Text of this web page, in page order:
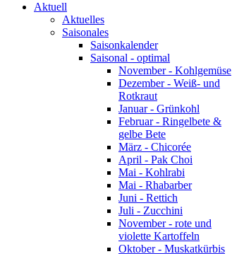
Aktuell
Aktuelles
Saisonales
Saisonkalender
Saisonal - optimal
November - Kohlgemüse
Dezember - Weiß- und
Rotkraut
Januar - Grünkohl
Februar - Ringelbete &
gelbe Bete
März - Chicorée
April - Pak Choi
Mai - Kohlrabi
Mai - Rhabarber
Juni - Rettich
Juli - Zucchini
November - rote und
violette Kartoffeln
Oktober - Muskatkürbis